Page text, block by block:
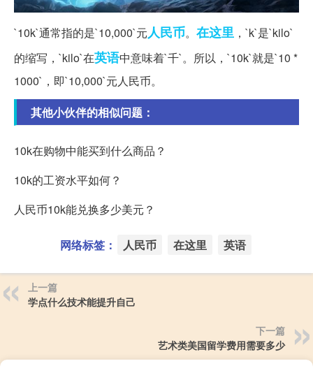
`10k`通常指的是`10,000`元人民币。 在这里 ，`k`是`kilo`
的缩写，`kilo`在英语中意味着`千`。所以，`10k`就是`10 *
1000`，即`10,000`元人民币。
其他小伙伴的相似问题：
10k在购物中能买到什么商品？
10k的工资水平如何？
人民币10k能兑换多少美元？
网络标签： 人民币 在这里 英语
上一篇
学点什么技术能提升自己
下一篇
艺术类美国留学费用需要多少